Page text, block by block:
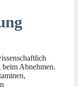
beim Abnehmen.